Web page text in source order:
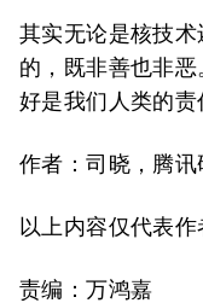
其实无论是核技
的，既非善也非
好是我们人类的责
作者：司晓，腾讯
以上内容仅代表作
责编：万鸿嘉